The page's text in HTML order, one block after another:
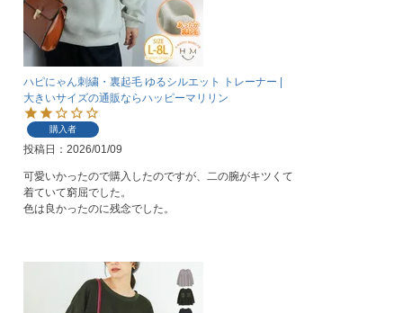
ハピにゃん刺繍・裏起毛 ゆるシルエット トレーナー |
大きいサイズの通販ならハッピーマリリン
購入者
投稿日 2026/01/09
可愛いかったので購入したのですが、二の腕がキツくて
着ていて窮屈でした。
色は良かったのに残念でした。